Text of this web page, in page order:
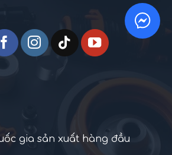
gia sản xuất hàng đầu